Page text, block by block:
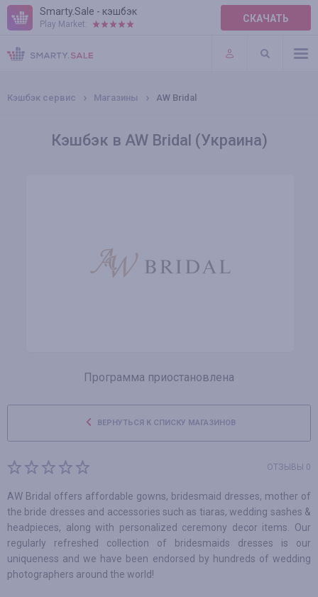
Smarty.Sale - кэшбэк
Play Market: СКАЧАТЬ
ПРАВИЛА
ПЛАГИНЫ
Кэшбэк сервис Магазины AW Bridal
Кэшбэк в AW Bridal (Украина)
Программа приостановлена
ВЕРНУТЬСЯ К СПИСКУ МАГАЗИНОВ
ОТЗЫВЫ 0
AW Bridal offers affordable gowns, bridesmaid dresses, mother of
the bride dresses and accessories such as tiaras, wedding sashes &
headpieces, along with personalized ceremony decor items. Our
regularly refreshed collection of bridesmaids dresses is our
uniqueness and we have been endorsed by hundreds of wedding
photographers around the world!